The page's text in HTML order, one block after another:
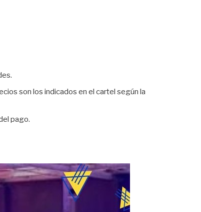
son los indicados en el cartel según la
pago.